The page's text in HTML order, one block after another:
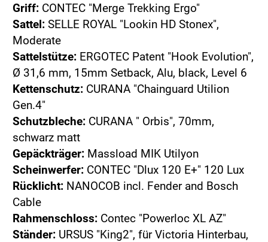
Griff: CONTEC "Merge Trekking Ergo"
Sattel: SELLE ROYAL "Lookin HD Stonex",
Moderate
Sattelstütze: ERGOTEC Patent "Hook Evolution",
Ø 31,6 mm, 15mm Setback, Alu, black, Level 6
Kettenschutz: CURANA "Chainguard Utilion
Gen.4"
Schutzbleche: CURANA " Orbis", 70mm,
schwarz matt
Gepäckträger: Massload MIK Utilyon
Scheinwerfer: CONTEC "Dlux 120 E+" 120 Lux
Rücklicht: NANOCOB incl. Fender and Bosch
Cable
Rahmenschloss: Contec "Powerloc XL AZ"
Ständer: URSUS "King2", für Victoria Hinterbau,